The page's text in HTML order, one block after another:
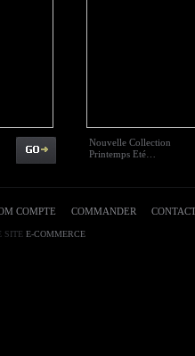
Nouvelle Collection
Printemps Eté…
COMPTE COMMANDER
SITE E-COMMERCE